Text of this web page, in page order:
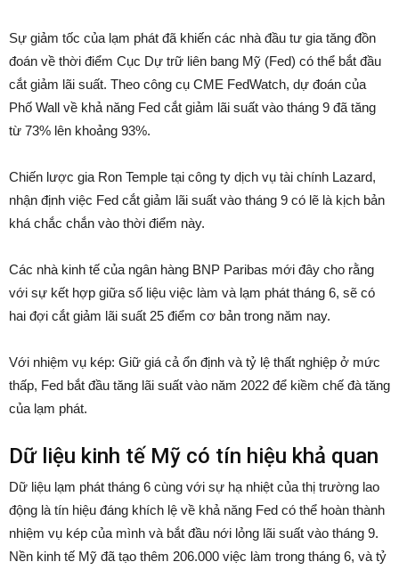
Sự giảm tốc của lạm phát đã khiến các nhà đầu tư gia tăng đồn
đoán về thời điểm Cục Dự trữ liên bang Mỹ (Fed) có thể bắt đầu
cắt giảm lãi suất. Theo công cụ CME FedWatch, dự đoán của
Phố Wall về khả năng Fed cắt giảm lãi suất vào tháng 9 đã tăng
từ 73% lên khoảng 93%.
Chiến lược gia Ron Temple tại công ty dịch vụ tài chính Lazard,
nhận định việc Fed cắt giảm lãi suất vào tháng 9 có lẽ là kịch bản
khá chắc chắn vào thời điểm này.
Các nhà kinh tế của ngân hàng BNP Paribas mới đây cho rằng
với sự kết hợp giữa số liệu việc làm và lạm phát tháng 6, sẽ có
hai đợi cắt giảm lãi suất 25 điểm cơ bản trong năm nay.
Với nhiệm vụ kép: Giữ giá cả ổn định và tỷ lệ thất nghiệp ở mức
thấp, Fed bắt đầu tăng lãi suất vào năm 2022 để kiềm chế đà tăng
của lạm phát.
Dữ liệu kinh tế Mỹ có tín hiệu khả quan
Dữ liệu lạm phát tháng 6 cùng với sự hạ nhiệt của thị trường lao
động là tín hiệu đáng khích lệ về khả năng Fed có thể hoàn thành
nhiệm vụ kép của mình và bắt đầu nới lỏng lãi suất vào tháng 9.
Nền kinh tế Mỹ đã tạo thêm 206.000 việc làm trong tháng 6, và tỷ